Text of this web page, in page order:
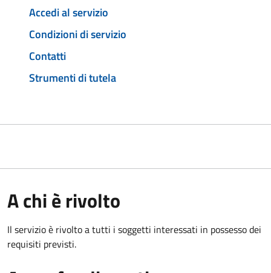
Accedi al servizio
Condizioni di servizio
Contatti
Strumenti di tutela
A chi è rivolto
Il servizio è rivolto a tutti i soggetti interessati in possesso dei
requisiti previsti.